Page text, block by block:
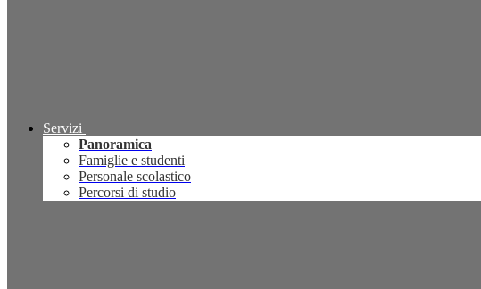
Servizi
Panoramica
Famiglie e studenti
Personale scolastico
Percorsi di studio